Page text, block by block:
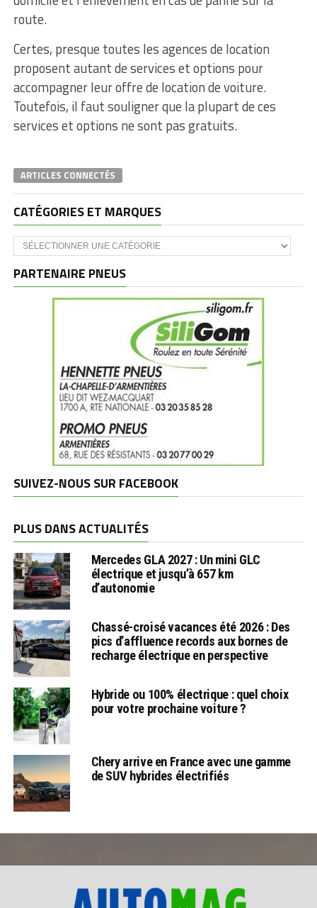
route.
Certes, presque toutes les agences de location
proposent autant de services et options pour
accompagner leur offre de location de voiture.
Toutefois, il faut souligner que la plupart de ces
services et options ne sont pas gratuits.
ARTICLES CONNECTÉS
CATÉGORIES ET MARQUES
Catégories
et
PARTENAIRE PNEUS
SUIVEZ-NOUS SUR FACEBOOK
PLUS DANS ACTUALITÉS
Mercedes GLA 2027 : Un mini GLC
électrique et jusqu’à 657 km
d’autonomie
Chassé-croisé vacances été 2026 : Des
pics d’affluence records aux bornes de
recharge électrique en perspective
Hybride ou 100% électrique : quel choix
pour votre prochaine voiture ?
Chery arrive en France avec une gamme
de SUV hybrides électrifiés